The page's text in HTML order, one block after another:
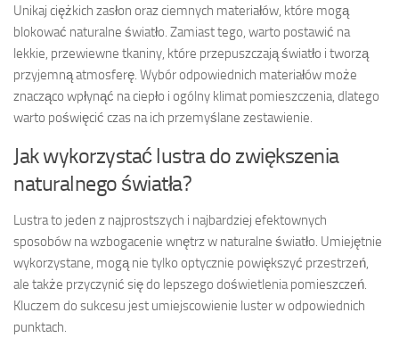
Unikaj ciężkich zasłon oraz ciemnych materiałów, które mogą
blokować naturalne światło. Zamiast tego, warto postawić na
lekkie, przewiewne tkaniny, które przepuszczają światło i tworzą
przyjemną atmosferę. Wybór odpowiednich materiałów może
znacząco wpłynąć na ciepło i ogólny klimat pomieszczenia, dlatego
warto poświęcić czas na ich przemyślane zestawienie.
Jak wykorzystać lustra do zwiększenia
naturalnego światła?
Lustra to jeden z najprostszych i najbardziej efektownych
sposobów na wzbogacenie wnętrz w naturalne światło. Umiejętnie
wykorzystane, mogą nie tylko optycznie powiększyć przestrzeń,
ale także przyczynić się do lepszego doświetlenia pomieszczeń.
Kluczem do sukcesu jest umiejscowienie luster w odpowiednich
punktach.